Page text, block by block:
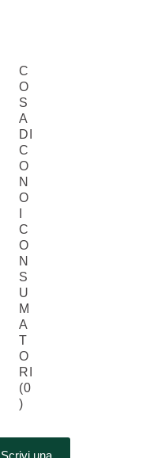
C
O
S
A
DI
C
O
N
O
C
O
N
S
U
M
A
T
O
RI
(0
)
Scrivi una